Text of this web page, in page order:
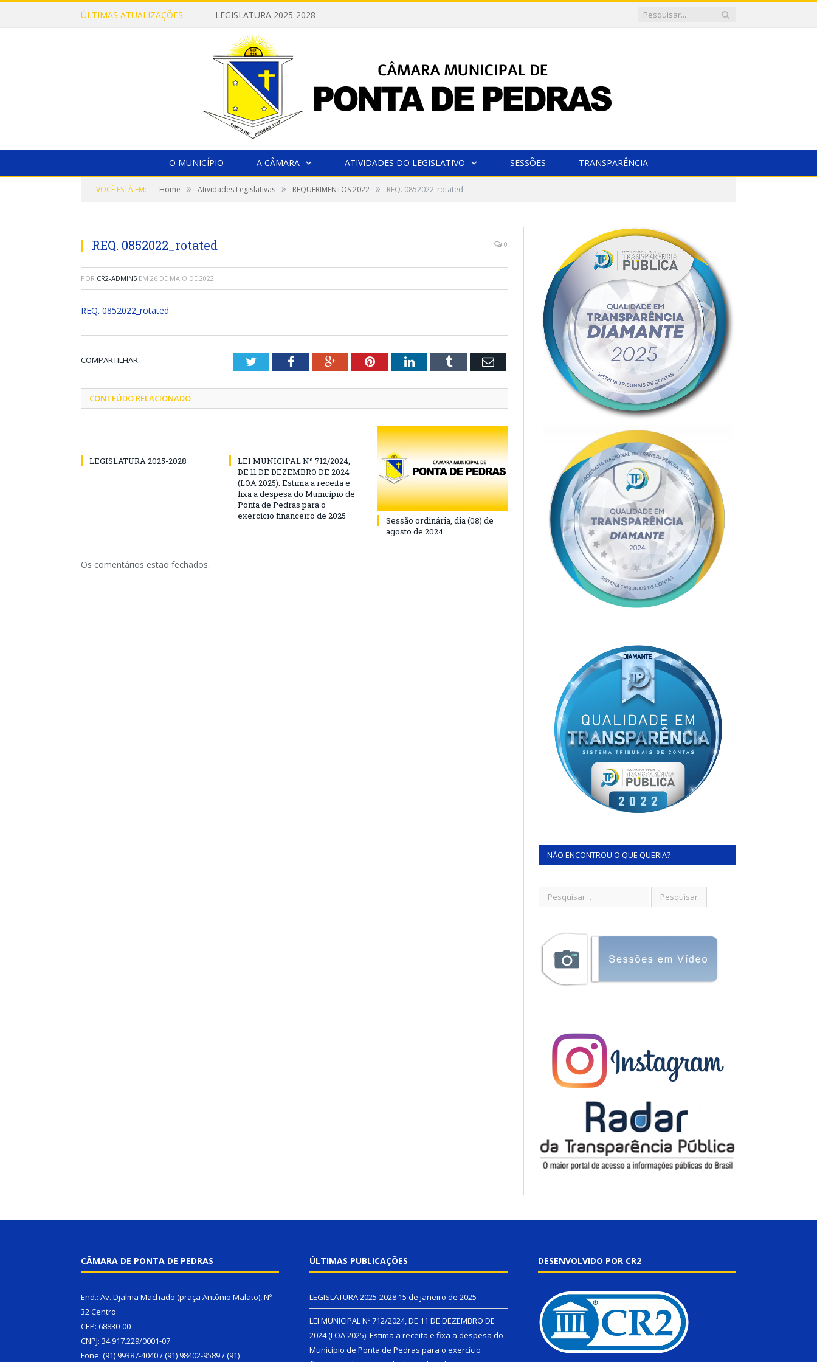
ÚLTIMAS ATUALIZAÇÕES: LEGISLATURA 2025-2028
O MUNICÍPIO A CÂMARA ATIVIDADES DO LEGISLATIVO SESSÕES TRANSPARÊNCIA
VOCÊ ESTÁ EM: Home » Atividades Legislativas » REQUERIMENTOS 2022 » REQ. 0852022_rotated
REQ. 0852022_rotated 0
POR CR2-ADMIN5 EM 26 DE MAIO DE 2022
REQ. 0852022_rotated
COMPARTILHAR: TwitterFacebookGoogle+PinterestLinkedInTumblr Email
CONTEÚDO RELACIONADO
LEGISLATURA 2025-2028
LEI MUNICIPAL Nº 712/2024,
DE 11 DE DEZEMBRO DE 2024
(LOA 2025): Estima a receita e
fixa a despesa do Município de
Ponta de Pedras para o
exercício financeiro de 2025
Sessão ordinária, dia (08) de
agosto de 2024
Os comentários estão fechados.
NÃO ENCONTROU O QUE QUERIA?
CÂMARA DE PONTA DE PEDRAS
End.: Av. Djalma Machado (praça Antônio Malato), Nº
32 Centro
CEP: 68830-00
CNPJ: 34.917.229/0001-07
Fone: (91) 99387-4040 / (91) 98402-9589 / (91)
ÚLTIMAS PUBLICAÇÕES
LEGISLATURA 2025-2028 15 de janeiro de 2025
LEI MUNICIPAL Nº 712/2024, DE 11 DE DEZEMBRO DE
2024 (LOA 2025): Estima a receita e fixa a despesa do
Município de Ponta de Pedras para o exercício
DESENVOLVIDO POR CR2